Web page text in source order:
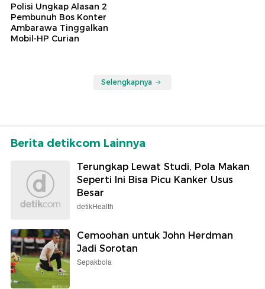
Polisi Ungkap Alasan 2
Pembunuh Bos Konter
Ambarawa Tinggalkan
Mobil-HP Curian
Selengkapnya
Berita detikcom Lainnya
Terungkap Lewat Studi, Pola Makan
Seperti Ini Bisa Picu Kanker Usus
Besar
detikHealth
Cemoohan untuk John Herdman
Jadi Sorotan
Sepakbola